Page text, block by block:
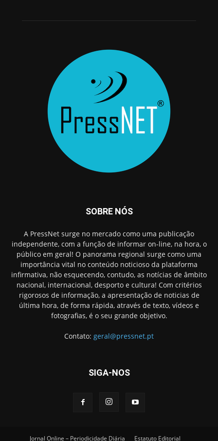
SOBRE NÓS
A PressNet surge no mercado como uma publicação
independente, com a função de informar on-line, na hora, o
público em geral! O panorama regional surge como uma
importância vital no conteúdo noticioso da plataforma
infirmativa, não esquecendo, contudo, as notícias de âmbito
nacional, internacional, desporto e cultura! Com critérios
rigorosos de informação, a apresentação de noticias de
última hora, de forma rápida, através de texto, vídeos e
fotografias, é o seu grande objetivo.
Contato: geral@pressnet.pt
SIGA-NOS
Jornal Online – Periodicidade Diária Estatuto Editorial